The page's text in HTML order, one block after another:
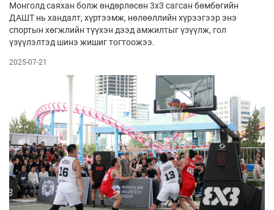
Монголд саяхан болж өндөрлөсөн 3x3 сагсан бөмбөгийн
ДАШТ нь хандалт, хүртээмж, нөлөөллийн хүрээгээр энэ
спортын хөгжлийн түүхэн дээд амжилтыг үзүүлж, гол
үзүүлэлтэд шинэ жишиг тогтоожээ.
2025-07-21